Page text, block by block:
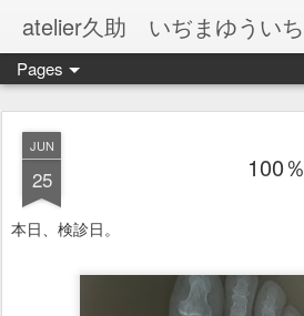
atelier久助 いぢまゆういち
Pages
JUN
25 100％
本日、検診日。